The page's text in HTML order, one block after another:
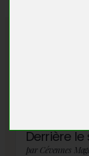
A lire
Derrière le